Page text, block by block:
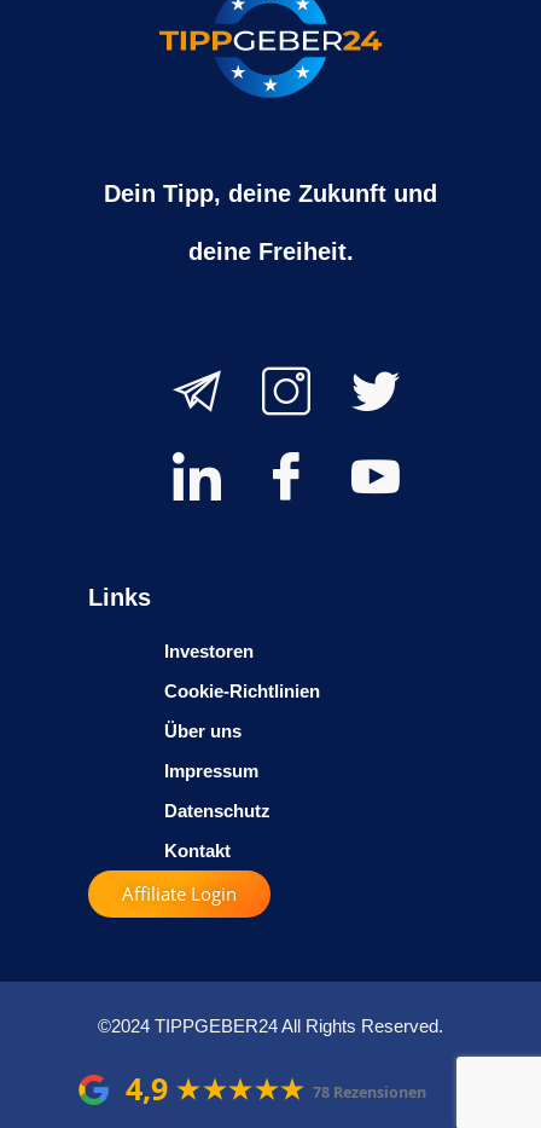
Dein Tipp, deine Zukunft und
deine Freiheit.
Links
Investoren
Cookie-Richtlinien
Über uns
Impressum
Datenschutz
Kontakt
Affiliate Login
©2024 TIPPGEBER24 All Rights Reserved.
4,9 78 Rezensionen